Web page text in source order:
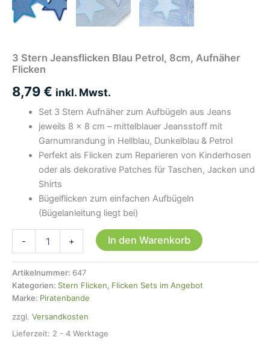
3 Stern Jeansflicken Blau Petrol, 8cm, Aufnäher
Flicken
8,79€ inkl. Mwst.
Set 3 Stern Aufnäher zum Aufbügeln aus Jeans
jeweils 8 × 8 cm – mittelblauer Jeansstoff mit
Garnumrandung in Hellblau, Dunkelblau & Petrol
Perfekt als Flicken zum Reparieren von Kinderhosen
oder als dekorative Patches für Taschen, Jacken und
Shirts
Bügelflicken zum einfachen Aufbügeln
(Bügelanleitung liegt bei)
-
Blau
Petrol,
8cm,
Flicken
Menge
+ In den Warenkorb
Artikelnummer: 647
Kategorien: Stern Flicken, Flicken Sets im Angebot
Marke: Piratenbande
zzgl. Versandkosten
Lieferzeit: 2 - 4 Werktage